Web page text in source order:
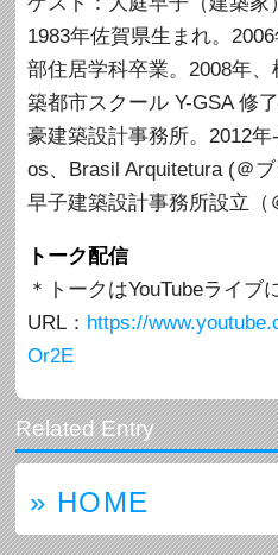
1983年佐賀県生まれ。
部住居学科卒業。2008年
築都市スクール Y-GSA 修
豪建築設計事務所。2012
os、Brasil Arquitetura (＠
早子建築設計事務所設立（
トーク配信
＊トークはYouTubeライブ
URL： https://
Or2E
» HOME